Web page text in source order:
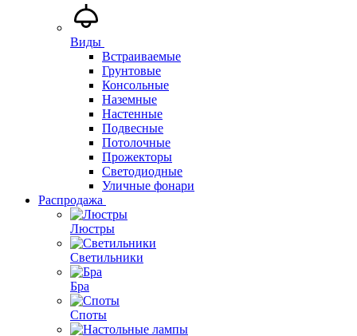
Виды
Встраиваемые
Грунтовые
Консольные
Наземные
Настенные
Подвесные
Потолочные
Прожекторы
Светодиодные
Уличные фонари
Распродажа
Люстры
Светильники
Бра
Споты